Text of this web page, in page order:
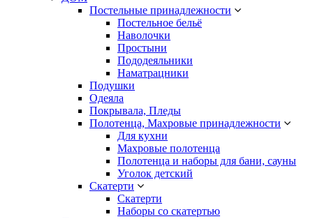
Постельные принадлежности
Постельное бельё
Наволочки
Простыни
Пододеяльники
Наматрацники
Подушки
Одеяла
Покрывала, Пледы
Полотенца, Махровые принадлежности
Для кухни
Махровые полотенца
Полотенца и наборы для бани, сауны
Уголок детский
Скатерти
Скатерти
Наборы со скатертью